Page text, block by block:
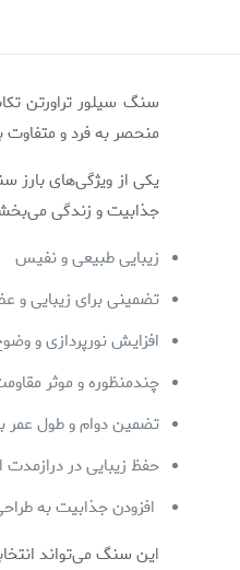
سنگ سیلور تراورتن
منحصر به فرد و
یکی از ویژگی‌های
جذابیت و زندگی
زیبایی طبیعی و نفیس
تضمینی برای زیبایی
افزایش نورپردازی و
چندمنظوره و موثر
تضمین دوام و طول عمر
حفظ زیبایی در
افزودن جذابیت به
این سنگ می‌تواند